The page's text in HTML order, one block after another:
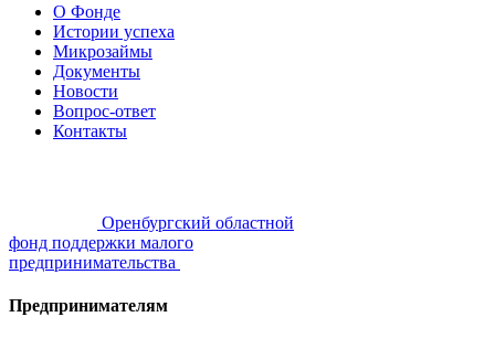
О Фонде
Истории успеха
Микрозаймы
Документы
Новости
Вопрос-ответ
Контакты
Оренбургский областной
фонд поддержки малого
предпринимательства
Предпринимателям